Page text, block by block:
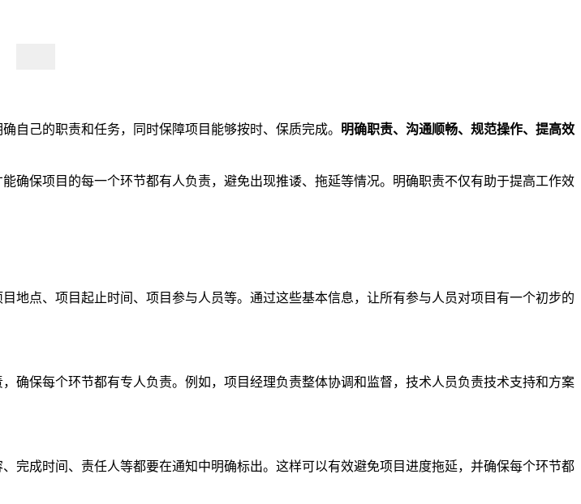
自己的职责和任务，同时保障项目能够按时、保质完成。 明确职责、沟通顺畅、规范操作、提高效
确保项目的每一个环节都有人负责，避免出现推诿、拖延等情况。明确职责不仅有助于提高工作效
地点、项目起止时间、项目参与人员等。通过这些基本信息，让所有参与人员对项目有一个初步的
确保每个环节都有专人负责。例如，项目经理负责整体协调和监督，技术人员负责技术支持和方案
完成时间、责任人等都要在通知中明确标出。这样可以有效避免项目进度拖延，并确保每个环节都